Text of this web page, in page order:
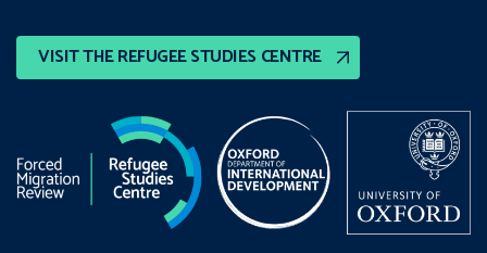
VISIT THE REFUGEE STUDIES CENTRE